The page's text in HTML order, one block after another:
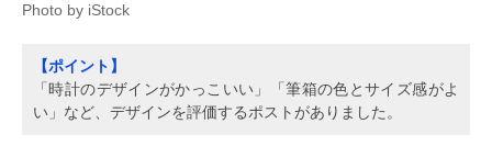
Photo by iStock
【ポイント】
「時計のデザインがかっこいい」「筆箱の色とサイズ感がよ
い」など、デザインを評価するポストがありました。